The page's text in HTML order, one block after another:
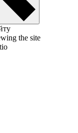
the site